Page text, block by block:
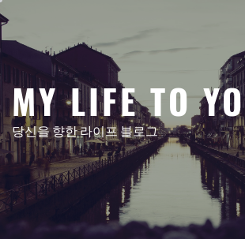
텐
건
뛰
기
MY LIFE TO
당신을 향한 라이프 블로그